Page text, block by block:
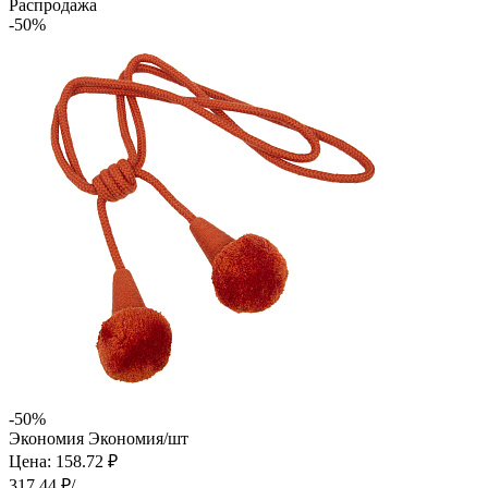
Распродажа
-50%
-50%
Экономия Экономия/шт
Цена: 158.72 ₽